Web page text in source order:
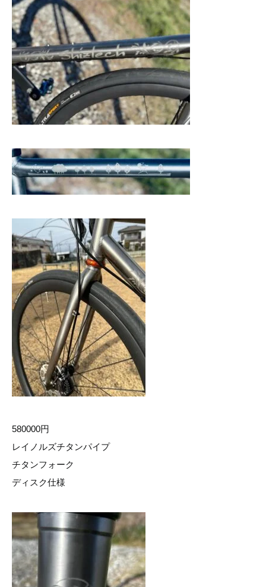
580000円
レイノルズチタンパイプ
チタンフォーク
ディスク仕様